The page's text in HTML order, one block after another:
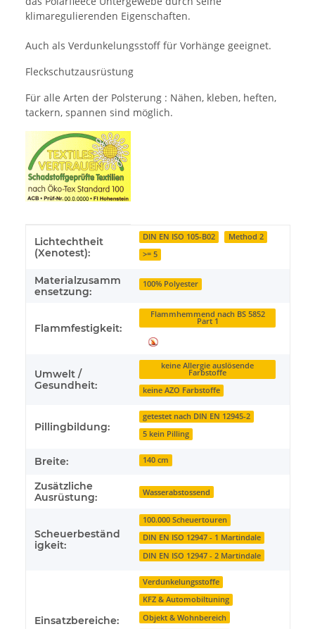
klimaregulierenden Eigenschaften.
Auch als Verdunkelungsstoff für Vorhänge geeignet.
Fleckschutzausrüstung
Für alle Arten der Polsterung : Nähen, kleben, heften,
tackern, spannen sind möglich.
Produkteigenschaft
Wert
Lichtechtheit
(Xenotest):
DIN EN ISO 105-B02
Method 2
>= 5
Materialzusamm
ensetzung:
100% Polyester
Flammfestigkeit:
Flammhemmend nach BS 5852
Part 1
Umwelt /
Gesundheit:
keine Allergie auslösende
Farbstoffe
keine AZO Farbstoffe
Pillingbildung:
getestet nach DIN EN 12945-2
5 kein Pilling
Breite: 140 cm
Zusätzliche
Ausrüstung:
Wasserabstossend
Scheuerbeständ
igkeit:
100.000 Scheuertouren
DIN EN ISO 12947 - 1 Martindale
DIN EN ISO 12947 - 2 Martindale
Einsatzbereiche:
Verdunkelungsstoffe
KFZ & Automobiltuning
Objekt & Wohnbereich